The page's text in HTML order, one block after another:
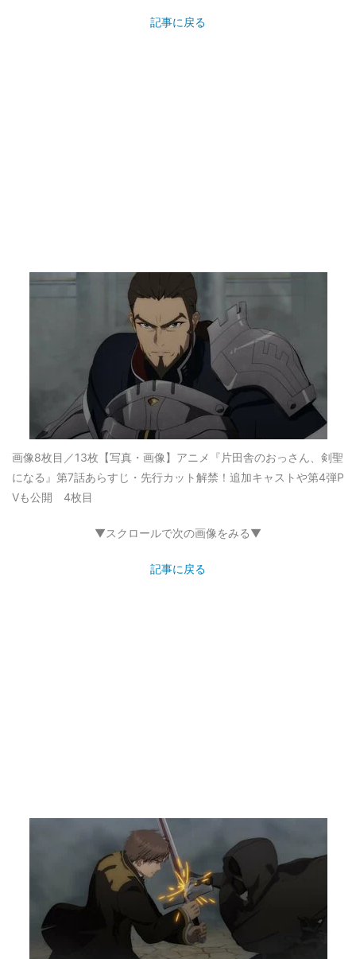
記事に戻る
画像8枚目／13枚 【写真・画像】アニメ『片田舎のおっさん、剣聖
になる』第7話あらすじ・先行カット解禁！追加キャストや第4弾P
Vも公開 4枚目
▼スクロールで次の画像をみる▼
記事に戻る